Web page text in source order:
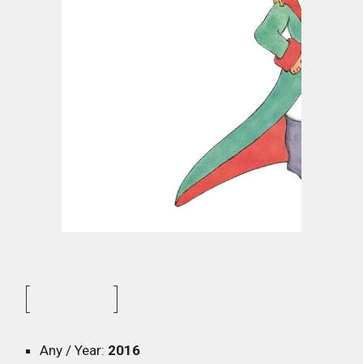
Any / Year: 2016